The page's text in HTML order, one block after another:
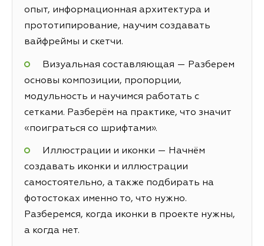
опыт, информационная архитектура и
прототипирование, научим создавать
вайфреймы и скетчи.
Визуальная составляющая — Разберем
основы композиции, пропорции,
модульность и научимся работать с
сетками. Разберём на практике, что значит
«поиграться со шрифтами».
Иллюстрации и иконки — Начнём
создавать иконки и иллюстрации
самостоятельно, а также подбирать на
фотостоках именно то, что нужно.
Разберемся, когда иконки в проекте нужны,
а когда нет.